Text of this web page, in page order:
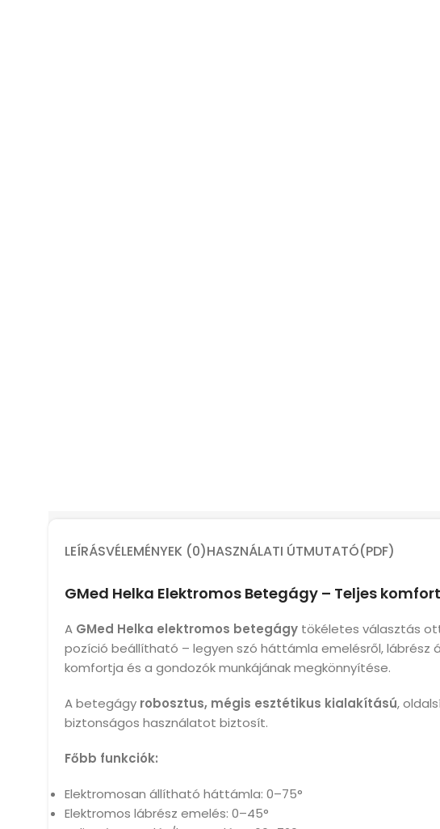
LEÍRÁSVÉLEMÉNYEK (0)HASZNÁLATI ÚTMUTATÓ(PDF)
GMed Helka Elektromos Betegágy – Teljes
A GMed Helka elektromos betegágy tökéletes választás
pozíció beállítható – legyen szó háttámla emelésről, lábrész
komfortja és a gondozók munkájának megkönnyítése.
A betegágy robosztus, mégis esztétikus kialakítású,
biztonságos használatot biztosít.
Főbb funkciók:
Elektromosan állítható háttámla: 0–75°
Elektromos lábrész emelés: 0–45°